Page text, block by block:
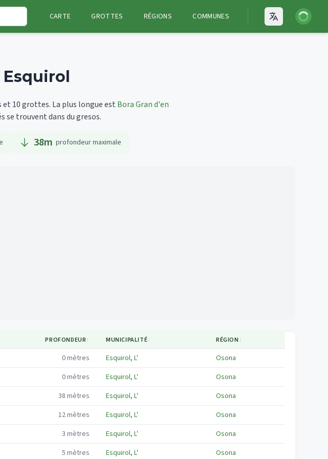
CARTE GROTTES RÉGIONS COMMUNES Open
Connexion
et 10 grottes. La plus longue est Bora Gran d'en
se trouvent dans du gresos.
38m profondeur maximale
PROFONDEUR↕ MUNICIPALITÉ↕ RÉGION ↕
0mètres Esquirol, L'
Osona
0mètres Esquirol, L'
Osona
38 mètres Esquirol, L'
Osona
12mètres Esquirol, L'
Osona
3 mètres Esquirol, L'
Osona
5 mètres Esquirol, L' Osona